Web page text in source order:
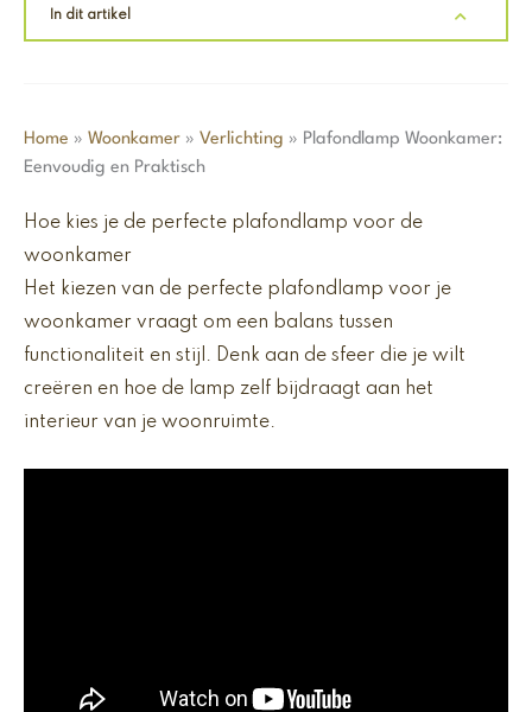
In dit artikel
Home » Woonkamer » Verlichting » Plafondlamp Woonkamer:
Eenvoudig en Praktisch
Hoe kies je de perfecte plafondlamp voor de
woonkamer
Het kiezen van de perfecte plafondlamp voor je
woonkamer vraagt om een balans tussen
functionaliteit en stijl. Denk aan de sfeer die je wilt
creëren en hoe de lamp zelf bijdraagt aan het
interieur van je woonruimte.